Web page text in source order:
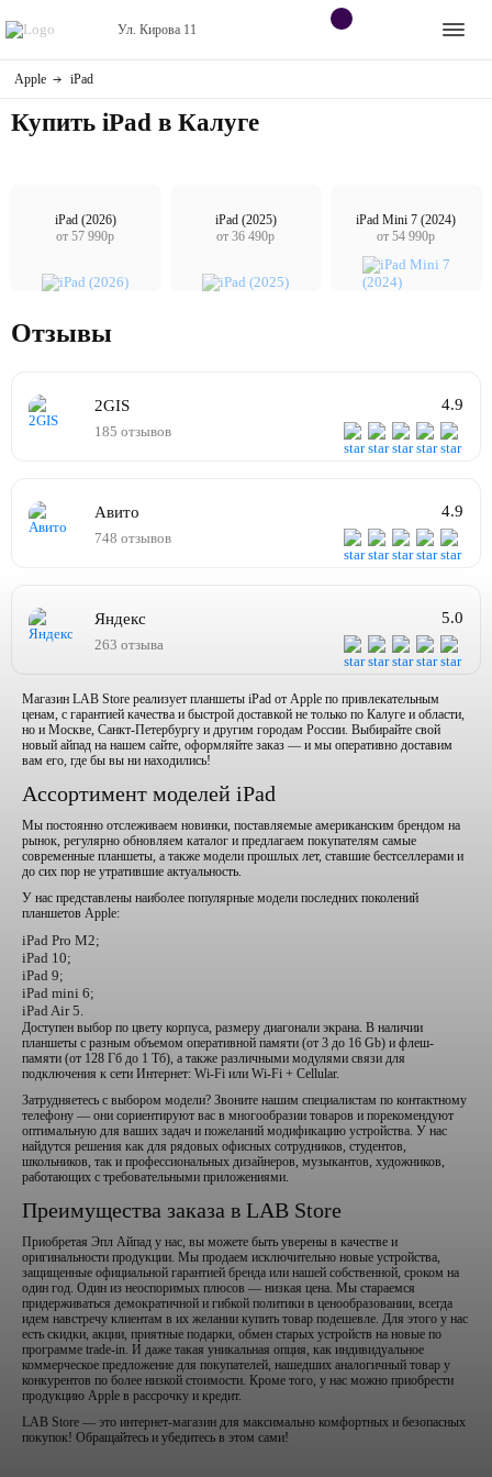
Ул. Кирова 11
Контакты
магазине
Apple
Dyson
Приставки
Android
Контакты
+7 (906) 630-10-91
Apple iPad
Купить iPad в Калуге
iPad (2026)
от 57 990р
iPad (2025)
от 36 490р
iPad Mini 7 (2024)
от 54 990р
Отзывы
2GIS
185 отзывов
4.9
Авито
748 отзывов
4.9
Яндекс
263 отзыва
5.0
Магазин LAB Store реализует планшеты iPad от Apple по привлекательным
ценам, с гарантией качества и быстрой доставкой не только по Калуге и области,
но и Москве, Санкт-Петербургу и другим городам России. Выбирайте свой
новый айпад на нашем сайте, оформляйте заказ — и мы оперативно доставим
вам его, где бы вы ни находились!
Ассортимент моделей iPad
Мы постоянно отслеживаем новинки, поставляемые американским брендом на
рынок, регулярно обновляем каталог и предлагаем покупателям самые
современные планшеты, а также модели прошлых лет, ставшие бестселлерами и
до сих пор не утратившие актуальность.
У нас представлены наиболее популярные модели последних поколений
планшетов Apple:
iPad Pro M2;
iPad 10;
iPad 9;
iPad mini 6;
iPad Air 5.
Доступен выбор по цвету корпуса, размеру диагонали экрана. В наличии
планшеты с разным объемом оперативной памяти (от 3 до 16 Gb) и флеш-
памяти (от 128 Гб до 1 Тб), а также различными модулями связи для
подключения к сети Интернет: Wi-Fi или Wi-Fi + Cellular.
Затрудняетесь с выбором модели? Звоните нашим специалистам по контактному
телефону — они сориентируют вас в многообразии товаров и порекомендуют
оптимальную для ваших задач и пожеланий модификацию устройства. У нас
найдутся решения как для рядовых офисных сотрудников, студентов,
школьников, так и профессиональных дизайнеров, музыкантов, художников,
работающих с требовательными приложениями.
Преимущества заказа в LAB Store
Приобретая Эпл Айпад у нас, вы можете быть уверены в качестве и
оригинальности продукции. Мы продаем исключительно новые устройства,
защищенные официальной гарантией бренда или нашей собственной, сроком на
один год. Один из неоспоримых плюсов — низкая цена. Мы стараемся
придерживаться демократичной и гибкой политики в ценообразовании, всегда
идем навстречу клиентам в их желании купить товар подешевле. Для этого у нас
есть скидки, акции, приятные подарки, обмен старых устройств на новые по
программе trade-in. И даже такая уникальная опция, как индивидуальное
коммерческое предложение для покупателей, нашедших аналогичный товар у
конкурентов по более низкой стоимости. Кроме того, у нас можно приобрести
продукцию Apple в рассрочку и кредит.
LAB Store — это интернет-магазин для максимально комфортных и безопасных
покупок! Обращайтесь и убедитесь в этом сами!